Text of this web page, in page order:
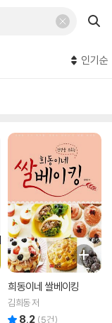
인기순
희동이네 쌀베이킹
김희동 저
8.2 (5건)